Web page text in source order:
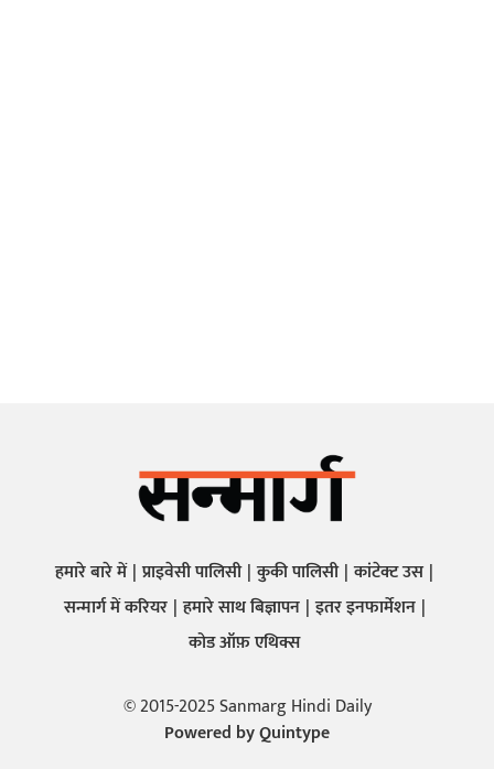
हमारे बारे में प्राइवेसी पालिसी कुकी पालिसी कांटेक्ट उस
सन्मार्ग में करियर हमारे साथ बिज्ञापन इतर इनफार्मेशन
कोड ऑफ़ एथिक्स
© 2015-2025 Sanmarg Hindi Daily
Powered byQuintype